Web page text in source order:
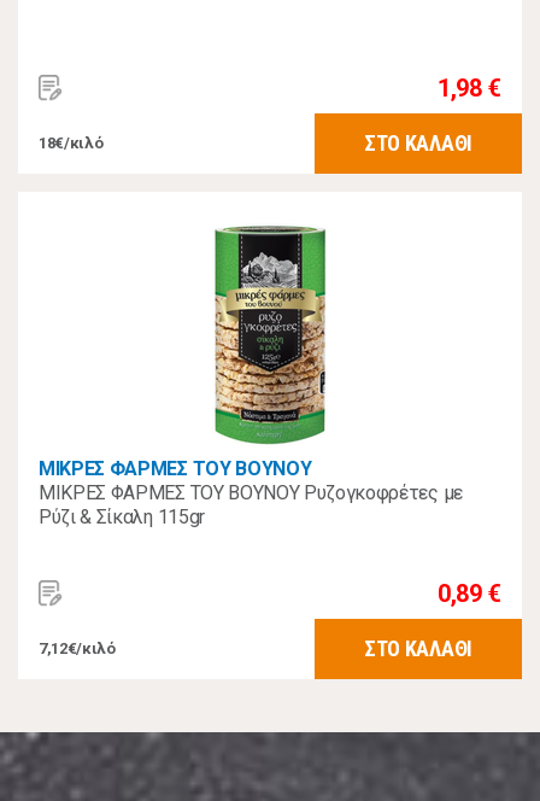
1,98 €
18€/κιλό ΣΤΟ ΚΑΛΑΘΙ
ΜΙΚΡΕΣ ΦΑΡΜΕΣ ΤΟΥ ΒΟΥΝΟΥ
ΜΙΚΡΕΣ ΦΑΡΜΕΣ ΤΟΥ ΒΟΥΝΟΥ Ρυζογκοφρέτες με
Ρύζι & Σίκαλη 115gr
0,89 €
7,12€/κιλό ΣΤΟ ΚΑΛΑΘΙ